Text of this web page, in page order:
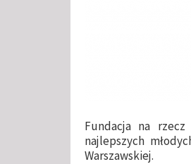
Fundacja na
najlepszych
Warszawskiej.